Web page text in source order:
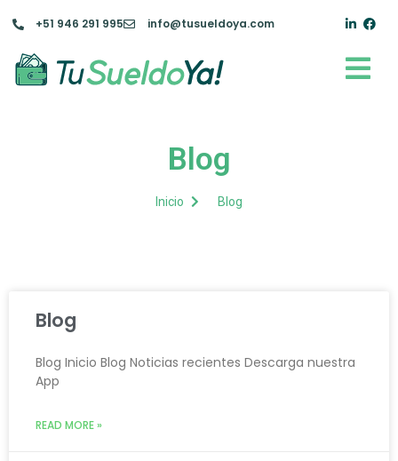
+51 946 291 995 info@tusueldoya.com
Blog
Inicio Blog
Blog
Blog Inicio Blog Noticias recientes Descarga nuestra
App
READ MORE »